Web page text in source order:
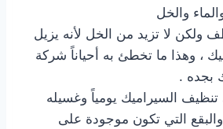
والخل
ولكن لا تزيد من الخل لأنه يزيل
، وهذا ما تخطئ به أحياناً شركة
بجده .
السيراميك يومياً وغسيله
والبقع التي تكون موجودة على